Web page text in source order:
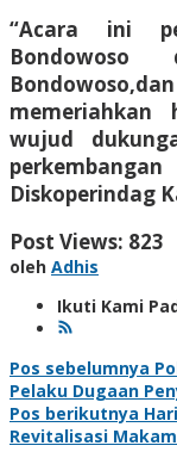
“Acara ini
memeriahkan
wujud
Diskoperindag
Post Views: 823
oleh Adhis
Ikuti Kami
Navigasi
pos
Pos sebelumnya
Pelaku Dugaan
Pos berikutnya
Revitalisasi